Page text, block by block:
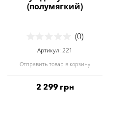
(полумягкий)
(0)
Артикул: 221
Отправить товар в корзину
2 299 грн